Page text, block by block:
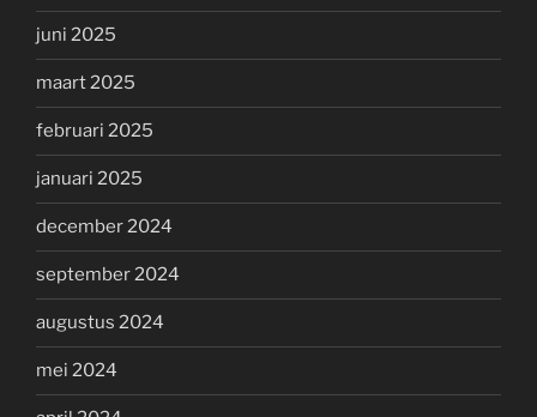
juni 2025
maart 2025
februari 2025
januari 2025
december 2024
september 2024
augustus 2024
mei 2024